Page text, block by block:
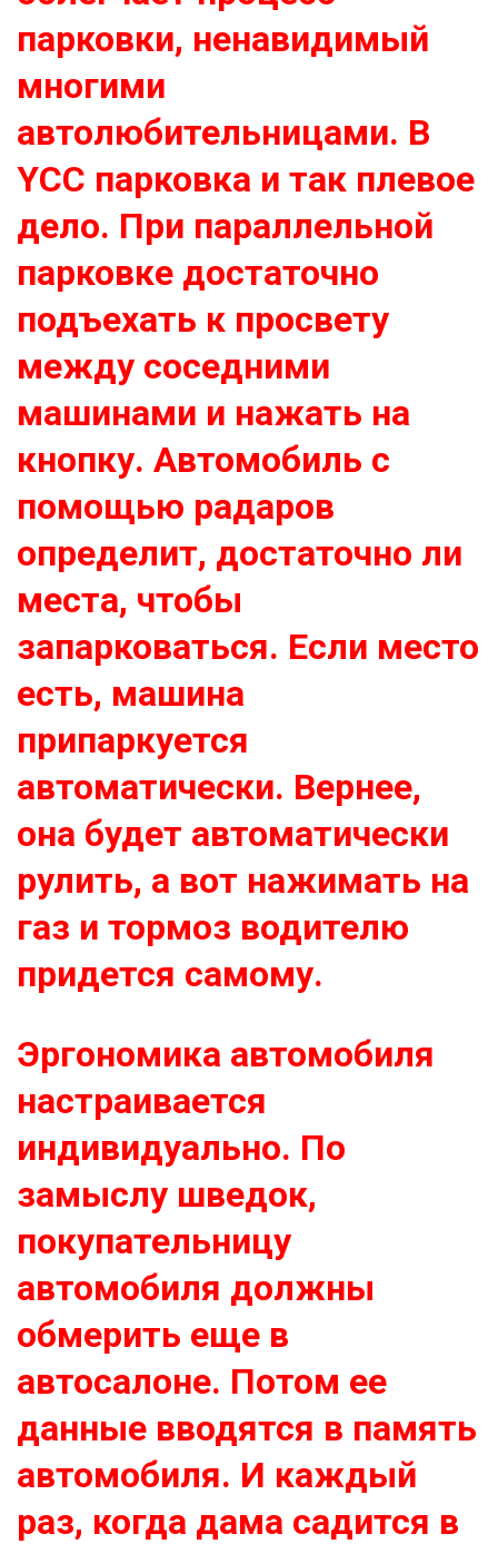
парковки, ненавидимый
многими
автолюбительницами. В
YCC парковка и так плевое
дело. При параллельной
парковке достаточно
подъехать к просвету
между соседними
машинами и нажать на
кнопку. Автомобиль с
помощью радаров
определит, достаточно ли
места, чтобы
запарковаться. Если место
есть, машина
припаркуется
автоматически. Вернее,
она будет автоматически
рулить, а вот нажимать на
газ и тормоз водителю
придется самому.
Эргономика автомобиля
настраивается
индивидуально. По
замыслу шведок,
покупательницу
автомобиля должны
обмерить еще в
автосалоне. Потом ее
данные вводятся в память
автомобиля. И каждый
раз, когда дама садится в